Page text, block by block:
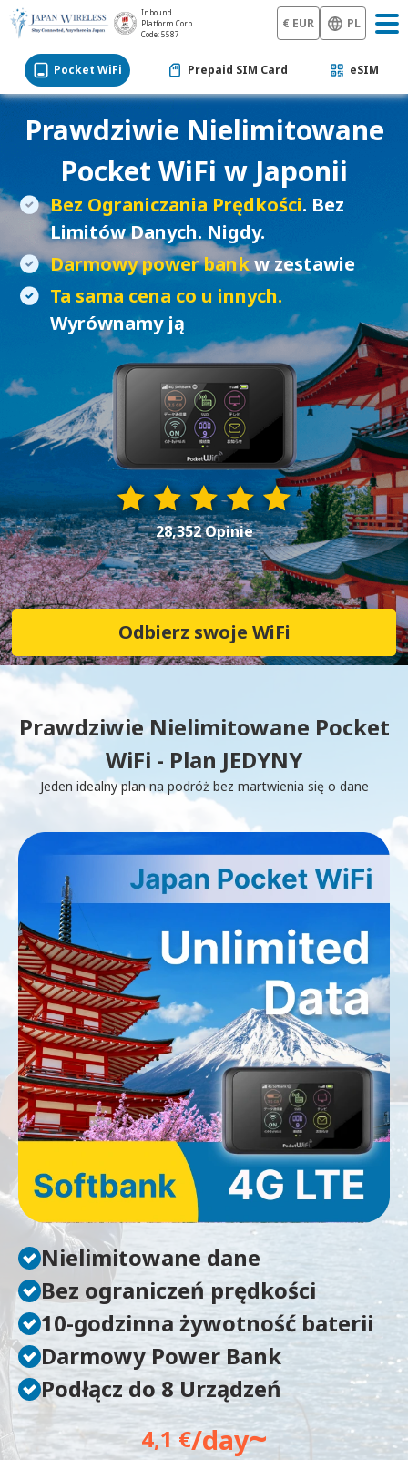
Inbound
Platform Corp.
Code: 5587
€ EUR PL
Pocket WiFi Prepaid SIM Card eSIM
Prawdziwie Nielimitowane
Pocket WiFi w Japonii
Bez Ograniczania Prędkości. Bez
Limitów Danych. Nigdy.
Darmowy power bankw zestawie
Ta sama cena co u innych.
Wyrównamy ją
28,352 Opinie
Odbierz swoje WiFi
Prawdziwie Nielimitowane Pocket
WiFi - Plan JEDYNY
Jeden idealny plan na podróż bez martwienia się o dane
Nielimitowane dane
Bez ograniczeń prędkości
10-godzinna żywotność baterii
Darmowy Power Bank
Podłącz do 8 Urządzeń
4,1 €/day~